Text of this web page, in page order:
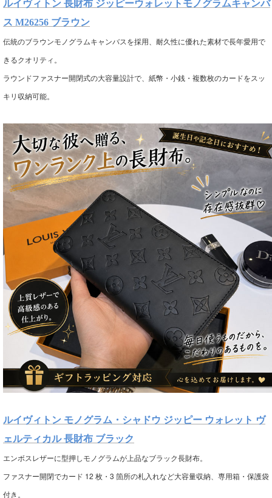
ルイヴィトン 長財布 ジッピーウォレットモノグラムキャンバ
ス M26256 ブラウン
伝統のブラウンモノグラムキャンバスを採用、耐久性に優れた素材で長年愛用で
きるクオリティ。
ラウンドファスナー開閉式の大容量設計で、紙幣・小銭・複数枚のカードをスッ
キリ収納可能。
ルイヴィトン モノグラム・シャドウ ジッピー ウォレット ヴ
ェルティカル 長財布 ブラック
エンボスレザーに型押しモノグラムが上品なブラック長財布。
ファスナー開閉でカード 12 枚・3 箇所の札入れなど大容量収納、専用箱・保護袋
付き。